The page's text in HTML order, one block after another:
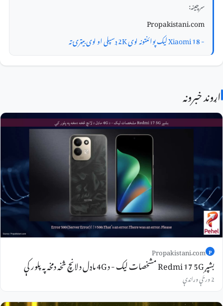
سرچینه:
Propakistani.com
- Xiaomi 18 لیک پوائنټونه لوی 2K ډسپلی او لوی بیټرۍ ته
اړوند خبرونه
P
Propakistani.com
بشپړ Redmi 17 5G مشخصات لیک - د 4G ماډل د لانچ څخه دمخه په پلور کې
2 ورځې وړاندې